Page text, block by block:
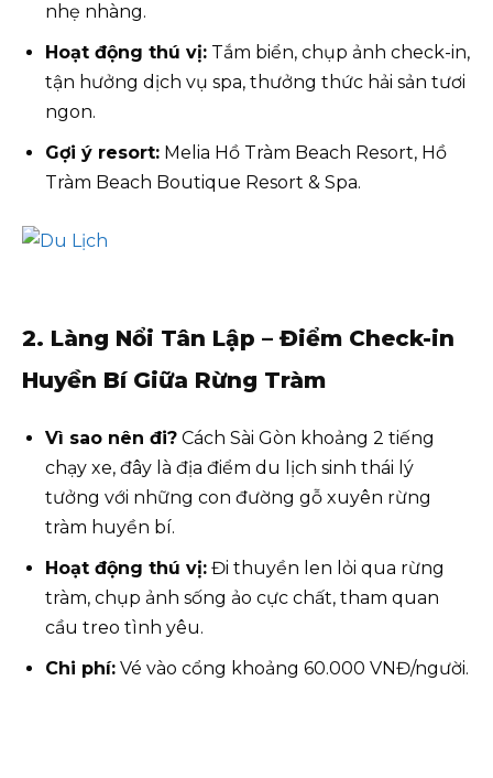
nhẹ nhàng.
Hoạt động thú vị: Tắm biển, chụp ảnh check-in,
tận hưởng dịch vụ spa, thưởng thức hải sản tươi
ngon.
Gợi ý resort: Melia Hồ Tràm Beach Resort, Hồ
Tràm Beach Boutique Resort & Spa.
2. Làng Nổi Tân Lập – Điểm Check-in
Huyền Bí Giữa Rừng Tràm
Vì sao nên đi? Cách Sài Gòn khoảng 2 tiếng
chạy xe, đây là địa điểm du lịch sinh thái lý
tưởng với những con đường gỗ xuyên rừng
tràm huyền bí.
Hoạt động thú vị: Đi thuyền len lỏi qua rừng
tràm, chụp ảnh sống ảo cực chất, tham quan
cầu treo tình yêu.
Chi phí: Vé vào cổng khoảng 60.000 VNĐ/người.